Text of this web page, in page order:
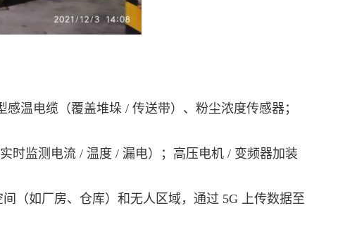
温电缆（覆盖堆垛 / 传送带）、粉尘浓度传感器；
时监测电流 / 温度 / 漏电）；高压电机 / 变频器加装
（如厂房、仓库）和无人区域，通过 5G 上传数据至